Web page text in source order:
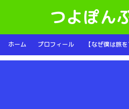
つよぽん
ホーム プロフィール 【なぜ僕は旅